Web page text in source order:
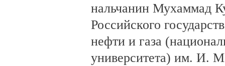
нальчанин Мухаммад
Российского
нефти и газа
университета) им. И.